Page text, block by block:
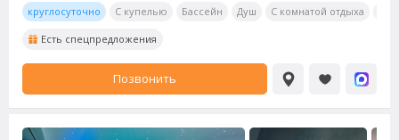
круглосуточно С купелью Бассейн Душ С комнатой отдыха
Есть спецпредложения
Позвонить